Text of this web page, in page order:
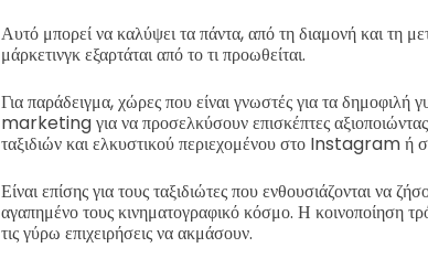
Αυτό μπορεί να καλύψει τα πάντα, από τη διαμονή και τη
μάρκετινγκ εξαρτάται από το τι προωθείται.
Για παράδειγμα, χώρες που είναι γνωστές για τα
marketing για να προσελκύσουν επισκέπτες
ταξιδιών και ελκυστικού περιεχομένου στο Instagram ή
Είναι επίσης για τους ταξιδιώτες που ενθουσιάζονται να
αγαπημένο τους κινηματογραφικό κόσμο. Η κοινοποίηση
τις γύρω επιχειρήσεις να ακμάσουν.